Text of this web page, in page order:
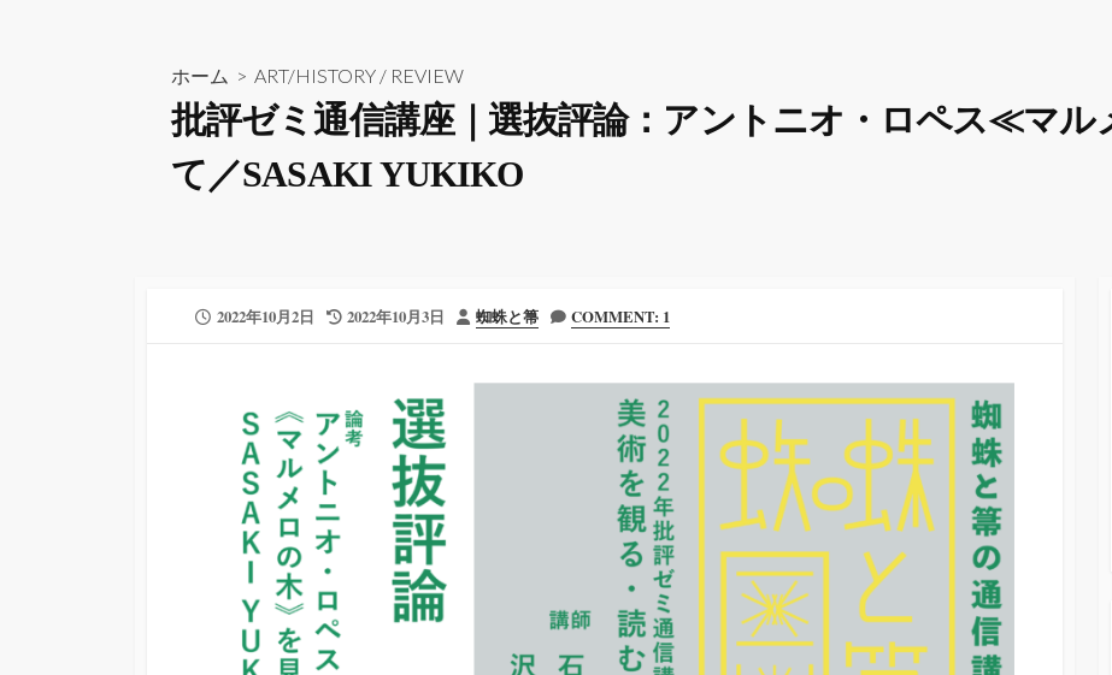
ホーム > ART/HISTORY / REVIEW
批評ゼミ通信講座｜選抜評論：アントニオ・ロペス≪マ
て／SASAKI YUKIKO
公
2022年10月2日
最
日
2022年10月3日
投
蜘蛛と箒 COMMENT: 1